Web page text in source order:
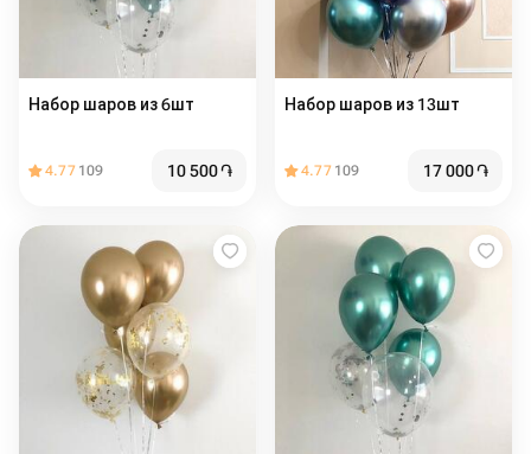
Набор шаров из 6шт
4.77 109 10 500֏
Набор шаров из 13шт
4.77 109 17 000֏